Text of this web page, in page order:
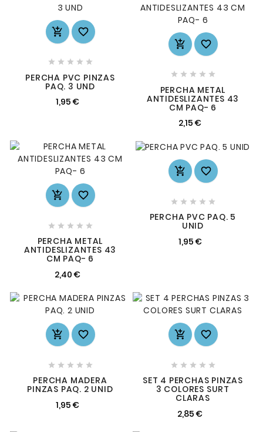
 
    
PERCHA PVC PINZAS
PAQ. 3 UND
1,95 €
 
    
PERCHA METAL
ANTIDESLIZANTES 43
CM PAQ- 6
2,15 €
 
    
PERCHA METAL
ANTIDESLIZANTES 43
CM PAQ- 6
2,40 €
 
    
PERCHA PVC PAQ. 5
UNID
1,95 €
 
    
PERCHA MADERA
PINZAS PAQ. 2 UNID
1,95 €
 
    
SET 4 PERCHAS PINZAS
3 COLORES SURT
CLARAS
2,85 €